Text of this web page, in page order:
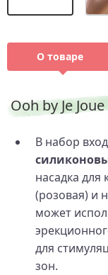
О товаре
Ooh by Je
В набор
насадка для
(розовая) и
может
для
зон.